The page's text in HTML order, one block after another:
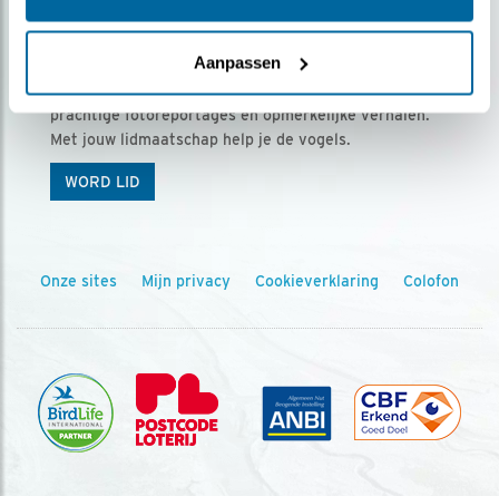
Aanpassen
Ontvang 5 x Vogels voor € 36,00 per jaar
Vogels is het tijdschrift voor onze leden, met
prachtige fotoreportages en opmerkelijke verhalen.
Met jouw lidmaatschap help je de vogels.
WORD LID
Onze sites Mijn privacy Cookieverklaring Colofon